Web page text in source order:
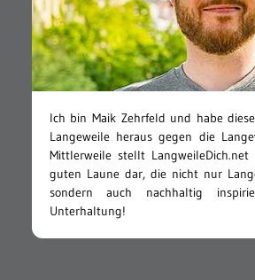
Ich bin Maik Zehrfeld und habe
Langeweile heraus gegen die
Mittlerweile stellt
guten Laune dar, die nicht nur
sondern auch nachhaltig
Unterhaltung!